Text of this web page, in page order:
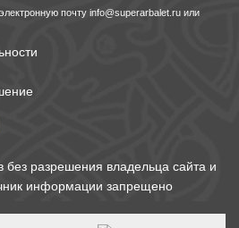
почту info@superarbalet.ru или
без разрешения владельца сайта и
информации запрещено